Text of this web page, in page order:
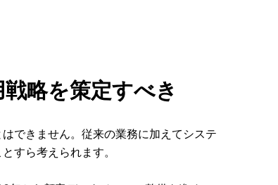
略を策定すべき
できません。従来の業務に加えてシステ
すら考えられます。